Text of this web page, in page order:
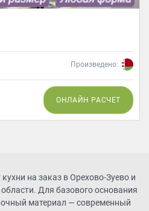
Произведено:
ОНЛАЙН РАСЧЕТ
на заказ в Орехово-Зуево и
Для базового основания
материал — современный